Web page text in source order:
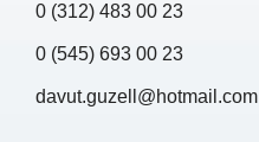
0 (312) 483 00 23
0 (545) 693 00 23
davut.guzell@hotmail.com